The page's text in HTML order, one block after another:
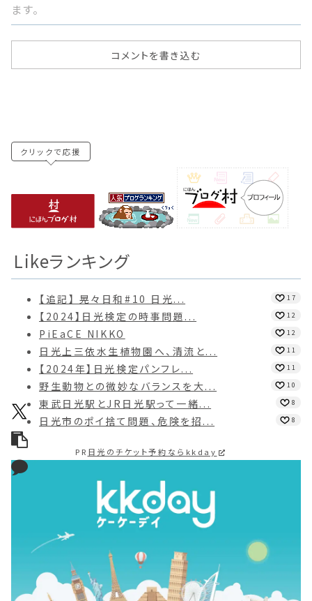
ます。
コメントを書き込む
クリックで応援
Likeランキング
【追記】 晃々日和#10 日光... 17
【2024】日光検定の時事問題... 12
PiEaCE NIKKO 12
日光上三依水生植物園へ、清流と... 11
【2024年】日光検定パンフレ... 11
野生動物との微妙なバランスを大... 10
東武日光駅とJR日光駅って一緒... 8
日光市のポイ捨て問題、危険を招... 8
PR 日光のチケット予約ならkkday